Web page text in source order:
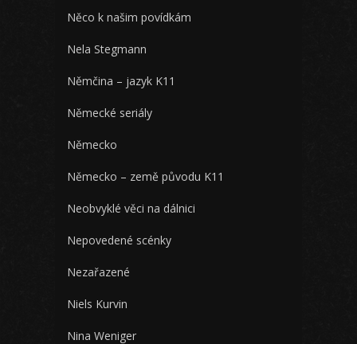
Něco k našim povídkám
Nela Stegmann
Němčina – jazyk K11
Německé seriály
Německo
Německo – země původu K11
Neobvyklé věci na dálnici
Nepovedené scénky
Nezařazené
Niels Kurvin
Nina Weniger